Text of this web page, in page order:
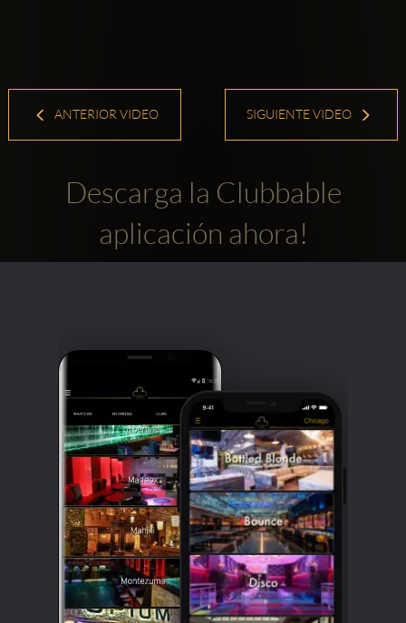
ANTERIOR VIDEO SIGUIENTE VIDEO
Descarga la Clubbable
aplicación ahora!